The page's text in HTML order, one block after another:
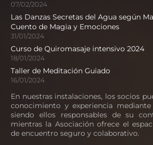
07/02/2024
Las Danzas Secretas del Agua según
Cuento de Magia y Emociones
31/01/2024
Curso de Quiromasaje intensivo 2024
18/01/2024
Taller de Meditación Guiado
16/01/2024
En nuestras instalaciones, los socios
conocimiento y experiencia
siendo ellos responsables de su
mientras la Asociación ofrece el
de encuentro seguro y colaborativo.